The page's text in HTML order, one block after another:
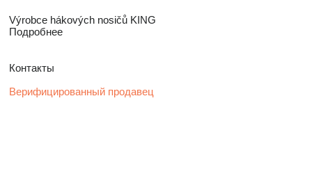
Výrobce hákových nosičů KING
Подробнее
Контакты
Верифицированный продавец